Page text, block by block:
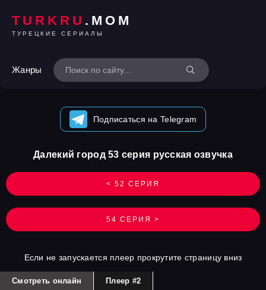
TURKRU .MOM
ТУРЕЦКИЕ СЕРИАЛЫ
Жанры
Подписаться на Telegram
< 52 СЕРИЯ
Далекий город 53 серия русская озвучка
54 СЕРИЯ >
Если не запускается плеер прокрутите страницу вниз
Смотреть онлайн Плеер #2